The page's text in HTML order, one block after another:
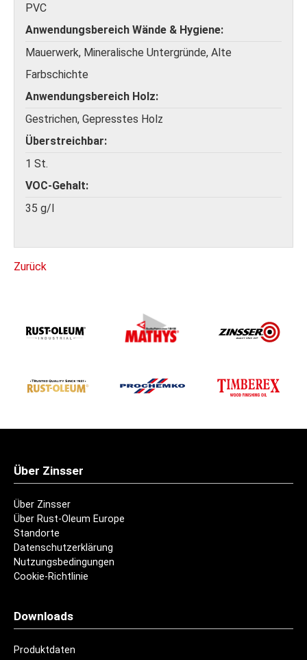
PVC
Anwendungsbereich Wände & Hygiene
Mauerwerk, Mineralische Untergründe, Alte
Farbschichte
Anwendungsbereich Holz
Gestrichen, Gepresstes Holz
Überstreichbar
1 St.
VOC-Gehalt
35 g/l
Zurück
Über Zinsser
Über Zinsser
Über Rust-Oleum Europe
Standorte
Datenschutzerklärung
Nutzungsbedingungen
Cookie-Richtlinie
Downloads
Produktdaten